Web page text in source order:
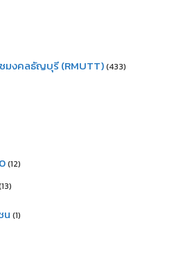
มงคลธัญบุรี (RMUTT)(433)
(12)
น (1)